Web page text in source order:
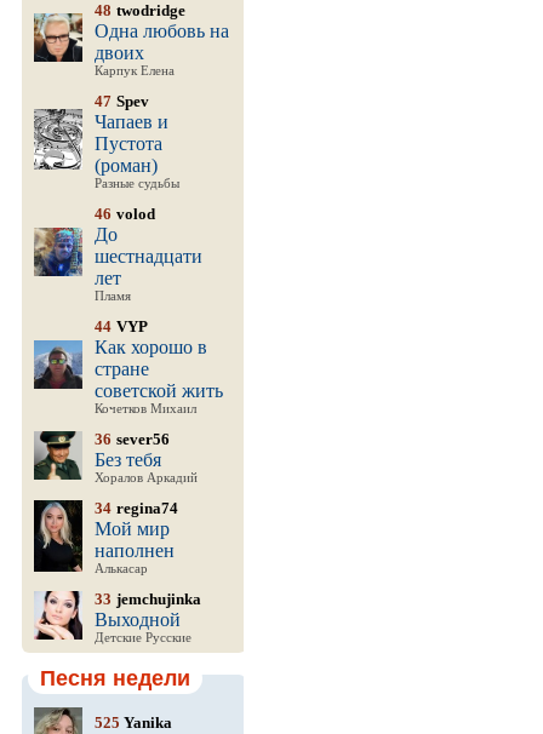
48 twodridge
Одна любовь на
двоих
Карпук Елена
47 Spev
Чапаев и
Пустота
(роман)
Разные судьбы
46 volod
До
шестнадцати
лет
Пламя
44 VYP
Как хорошо в
стране
советской жить
Кочетков Михаил
36 sever56
Без тебя
Хоралов Аркадий
34 regina74
Мой мир
наполнен
Алькасар
33 jemchujinka
Выходной
Детские Русские
Песня недели
525 Yanika